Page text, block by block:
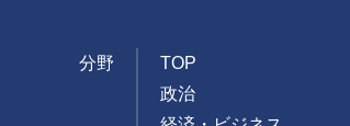
分野
TOP
政治